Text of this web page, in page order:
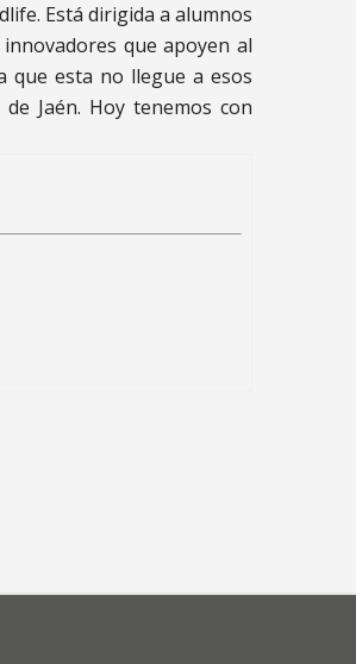
Está dirigida a alumnos
que apoyen al
que esta no llegue a esos
Jaén. Hoy tenemos con